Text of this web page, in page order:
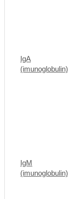
IgA
(imunoglobulin)
IgM
(imunoglobulin)